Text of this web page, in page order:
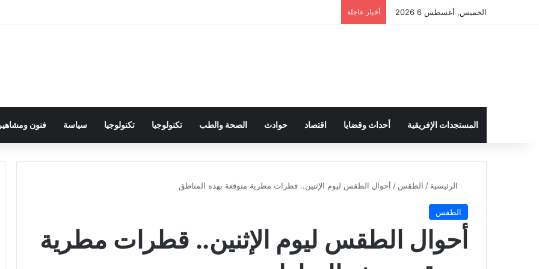
الخميس, أغسطس 6 2026 أخبار عاجلة
المستجدات الإفريقية أحداث وقضايا اقتصاد حوادث الصحة والطب تكنولوجيا تكنولوجيا سياسة فنون ومشاهير
الرئيسية / الطقس / أحوال الطقس ليوم الإثنين.. قطرات مطرية متوقعة بهذه المناطق
الطقس
أحوال الطقس ليوم الإثنين.. قطرات مطرية